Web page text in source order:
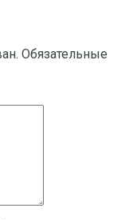
Обязательные